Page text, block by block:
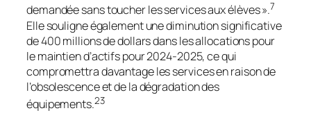
demandée sans toucher les services aux élèves ».7
Elle souligne également une diminution significative
de 400 millions de dollars dans les allocations pour
le maintien d’actifs pour 2024-2025, ce qui
compromettra davantage les services en raison de
l’obsolescence et de la dégradation des
équipements.23